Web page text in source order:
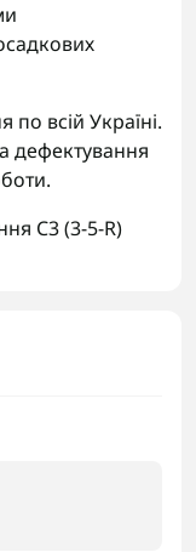
по всій Україні.
дефектування
C3 (3-5-R)